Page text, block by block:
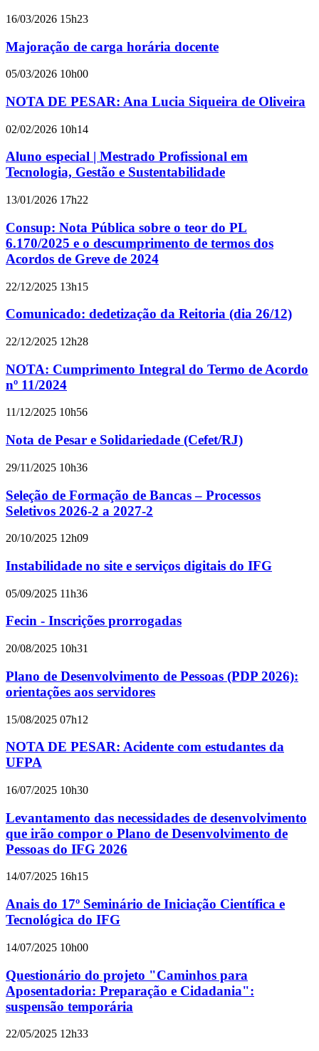
16/03/2026 15h23
Majoração de carga horária docente
05/03/2026 10h00
NOTA DE PESAR: Ana Lucia Siqueira de Oliveira
02/02/2026 10h14
Aluno especial | Mestrado Profissional em
Tecnologia, Gestão e Sustentabilidade
13/01/2026 17h22
Consup: Nota Pública sobre o teor do PL
6.170/2025 e o descumprimento de termos dos
Acordos de Greve de 2024
22/12/2025 13h15
Comunicado: dedetização da Reitoria (dia 26/12)
22/12/2025 12h28
NOTA: Cumprimento Integral do Termo de Acordo
nº 11/2024
11/12/2025 10h56
Nota de Pesar e Solidariedade (Cefet/RJ)
29/11/2025 10h36
Seleção de Formação de Bancas – Processos
Seletivos 2026-2 a 2027-2
20/10/2025 12h09
Instabilidade no site e serviços digitais do IFG
05/09/2025 11h36
Fecin - Inscrições prorrogadas
20/08/2025 10h31
Plano de Desenvolvimento de Pessoas (PDP 2026):
orientações aos servidores
15/08/2025 07h12
NOTA DE PESAR: Acidente com estudantes da
UFPA
16/07/2025 10h30
Levantamento das necessidades de desenvolvimento
que irão compor o Plano de Desenvolvimento de
Pessoas do IFG 2026
14/07/2025 16h15
Anais do 17º Seminário de Iniciação Científica e
Tecnológica do IFG
14/07/2025 10h00
Questionário do projeto "Caminhos para
Aposentadoria: Preparação e Cidadania":
suspensão temporária
22/05/2025 12h33